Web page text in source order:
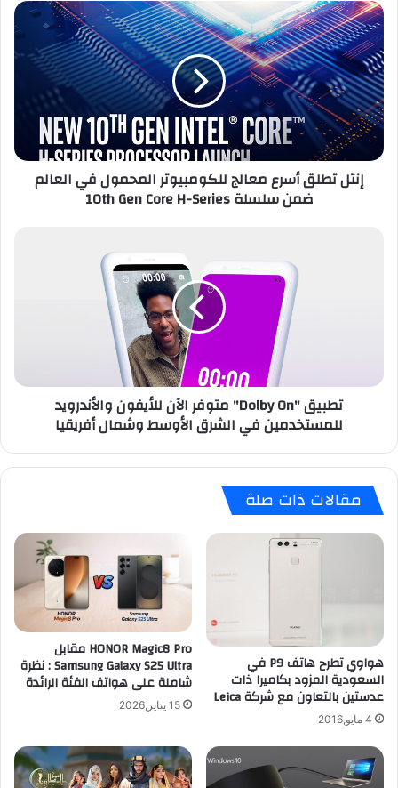
إنتل
تطلق
أسرع
معالج
للكومبيوتر
المحمول
في
العالم
ضمن
سلسلةإنتل تطلق أسرع معالج للكومبيوتر المحمول في العالم
ضمن سلسلة 10th Gen Core H-Series
في
أفريقيا
تطبيق "Dolby On" متوفر الآن للأيفون والأندرويد
للمستخدمين في الشرق الأوسط وشمال أفريقيا
مقالات ذات صلة
هواوي تطرح هاتف P9 في
السعودية المزود بكاميرا ذات
عدستين بالتعاون مع شركة Leica
4 مايو,2016
HONOR Magic8 Pro مقابل
Samsung Galaxy S25 Ultra : نظرة
شاملة على هواتف الفئة الرائدة
15 يناير,2026